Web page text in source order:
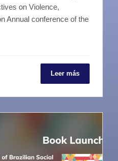
on Violence,
Annual conference of the
Leer más